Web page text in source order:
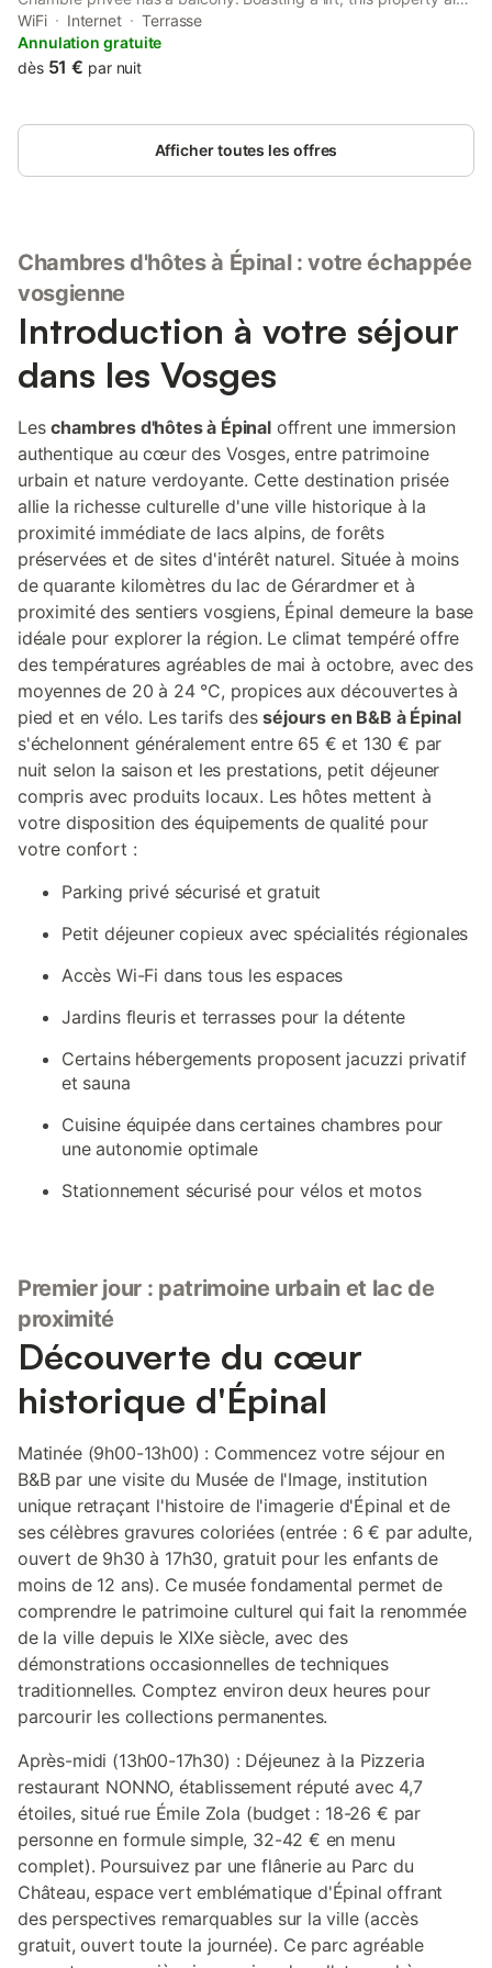
provides guests with a sun terrace. The property is allergy-free
and is situated 200 metres from Epinal Train Station.
WiFi Internet
Terrasse
Annulation gratuite
dès 51 € par nuit
Afficher toutes les offres
Chambres d'hôtes à Épinal : votre échappée
vosgienne
Introduction à votre séjour
dans les Vosges
Leschambres d'hôtes à Épinaloffrent une immersion
authentique au cœur des Vosges, entre patrimoine
urbain et nature verdoyante. Cette destination prisée
allie la richesse culturelle d'une ville historique à la
proximité immédiate de lacs alpins, de forêts
préservées et de sites d'intérêt naturel. Située à moins
de quarante kilomètres du lac de Gérardmer et à
proximité des sentiers vosgiens, Épinal demeure la base
idéale pour explorer la région. Le climat tempéré offre
des températures agréables de mai à octobre, avec des
moyennes de 20 à 24 °C, propices aux découvertes à
pied et en vélo. Les tarifs desséjours en B&B à Épinal
s'échelonnent généralement entre 65 € et 130 € par
nuit selon la saison et les prestations, petit déjeuner
compris avec produits locaux. Les hôtes mettent à
votre disposition des équipements de qualité pour
votre confort :
Parking privé sécurisé et gratuit
Petit déjeuner copieux avec spécialités régionales
Accès Wi-Fi dans tous les espaces
Jardins fleuris et terrasses pour la détente
Certains hébergements proposent jacuzzi privatif
et sauna
Cuisine équipée dans certaines chambres pour
une autonomie optimale
Stationnement sécurisé pour vélos et motos
Premier jour : patrimoine urbain et lac de
proximité
Découverte du cœur
historique d'Épinal
Matinée (9h00-13h00) : Commencez votre séjour en
B&B par une visite du Musée de l'Image, institution
unique retraçant l'histoire de l'imagerie d'Épinal et de
ses célèbres gravures coloriées (entrée : 6 € par adulte,
ouvert de 9h30 à 17h30, gratuit pour les enfants de
moins de 12 ans). Ce musée fondamental permet de
comprendre le patrimoine culturel qui fait la renommée
de la ville depuis le XIXe siècle, avec des
démonstrations occasionnelles de techniques
traditionnelles. Comptez environ deux heures pour
parcourir les collections permanentes.
Après-midi (13h00-17h30) : Déjeunez à la Pizzeria
restaurant NONNO, établissement réputé avec 4,7
étoiles, situé rue Émile Zola (budget : 18-26 € par
personne en formule simple, 32-42 € en menu
complet). Poursuivez par une flânerie au Parc du
Château, espace vert emblématique d'Épinal offrant
des perspectives remarquables sur la ville (accès
gratuit, ouvert toute la journée). Ce parc agréable